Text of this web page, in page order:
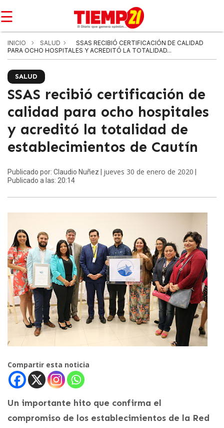
☰
INICIO SALUD
SSAS RECIBIÓ CERTIFICACIÓN DE CALIDAD
PARA OCHO HOSPITALES Y ACREDITÓ LA TOTALIDAD...
SALUD
SSAS recibió certificación de
calidad para ocho hospitales
y acreditó la totalidad de
establecimientos de Cautín
Publicado por: Claudio Nuñez | jueves 30 de enero de 2020
Publicado a las: 20:14
Compartir esta noticia
Un importante hito que confirma el
compromiso de los establecimientos de la Red